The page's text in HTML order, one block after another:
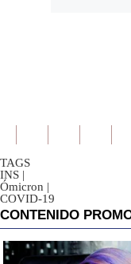
TAGS
INS |
Ómicron |
COVID-19